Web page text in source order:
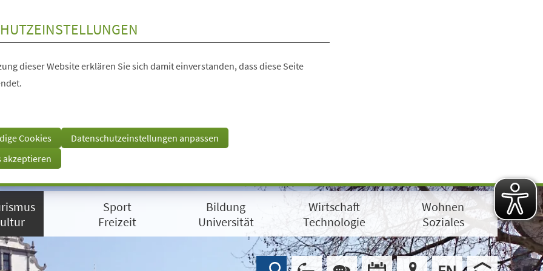
dieser Website erklären Sie sich damit einverstanden, dass diese Seite
Cookies
Datenschutzeinstellungen anpassen
akzeptieren
Sport
Freizeit
Bildung
Universität
Wirtschaft
Technologie
Wohnen
Soziales